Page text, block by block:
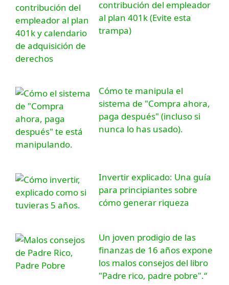
contribución del empleador
al plan 401k (Evite esta
trampa)
Cómo te manipula el
sistema de "Compra ahora,
paga después" (incluso si
nunca lo has usado).
Invertir explicado: Una guía
para principiantes sobre
cómo generar riqueza
Un joven prodigio de las
finanzas de 16 años expone
los malos consejos del libro
"Padre rico, padre pobre".“